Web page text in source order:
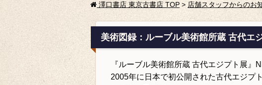
澤口書店 東京古書店 TOP > 店舗スタッフからのお
美術図録：ルーブル美術館所蔵 古代エ
『ルーブル美術館所蔵 古代エジプト展』
2005年に日本で初公開された古代エジプ